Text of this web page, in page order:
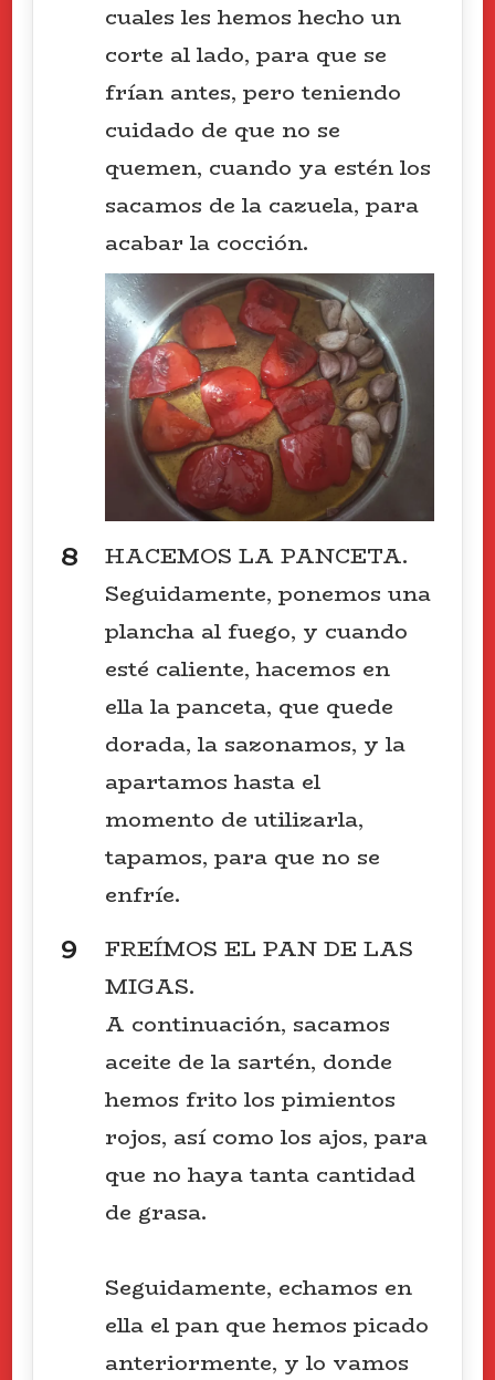
cuales les hemos hecho un
corte al lado, para que se
frían antes, pero teniendo
cuidado de que no se
quemen, cuando ya estén los
sacamos de la cazuela, para
acabar la cocción.
HACEMOS LA PANCETA.
Seguidamente, ponemos una
plancha al fuego, y cuando
esté caliente, hacemos en
ella la panceta, que quede
dorada, la sazonamos, y la
apartamos hasta el
momento de utilizarla,
tapamos, para que no se
enfríe.
FREÍMOS EL PAN DE LAS
MIGAS.
A continuación, sacamos
aceite de la sartén, donde
hemos frito los pimientos
rojos, así como los ajos, para
que no haya tanta cantidad
de grasa.
Seguidamente, echamos en
ella el pan que hemos picado
anteriormente, y lo vamos